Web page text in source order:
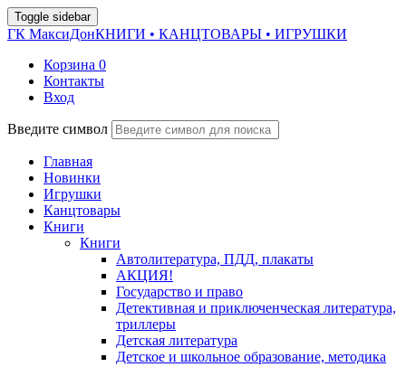
Toggle sidebar
ГК МаксиДонКНИГИ • КАНЦТОВАРЫ • ИГРУШКИ
Корзина 0
Контакты
Вход
Введите символ
Главная
Новинки
Игрушки
Канцтовары
Книги
Книги
Автолитература, ПДД, плакаты
АКЦИЯ!
Государство и право
Детективная и приключенческая литература,
триллеры
Детская литература
Детское и школьное образование, методика